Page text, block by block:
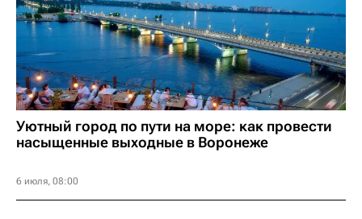
Уютный город по пути на море: как провести
насыщенные выходные в Воронеже
6 июля, 08:00